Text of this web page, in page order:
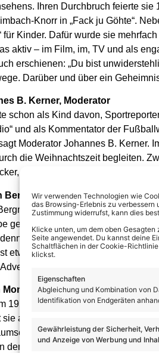
Wir verwenden Technologien wie
das Browsing-Erlebnis zu verbessern
Zustimmung widerrufst, kann dies
Klicke unten, um dem oben
Seite angewendet. Du kannst deine
Schaltflächen in der Cookie-
klickst.
Eigenschaften
Abgleichung und Kombination von
Identifikation von Endgeräten
Gewährleistung der Sicherheit,
und Anzeige von Werbung und
Ihren Durchbruch feierte
Knorr in „Fack ju Göhte“.
für Kinder. Dafür wurde sie
aktiv – im Film, im, TV und als
erschienen: „Du bist
Darüber und über ein
B. Kerner, Moderator
schon als Kind davon,
und als Kommentator der
Moderator Johannes B.
die Weihnachtszeit begleiten.
heiratete er Anfang 2024 zum
Bergmann, Bäckerin und
lebt mit ihrer Familie in
geworden ist, die sich für viele
aus der Jurastudentin wurde
etwas abgeben und serviert mit
Monica Fernandes, Moderatorin
19. Lebensjahr steht Collien
sie als Schauspielerin und
die beliebte Schiffsärztin
dem die 43-Jährige Mutter einer